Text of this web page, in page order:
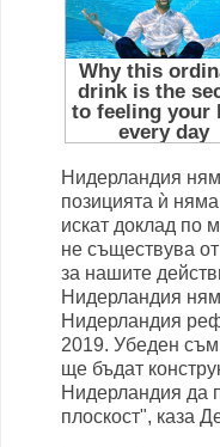
Нидерландия
позицията ѝ
искат доклад по
не съществува
за нашите
Нидерландия
Нидерландия
2019. Убеден
ще бъдат
Нидерландия да
плоскост", каза